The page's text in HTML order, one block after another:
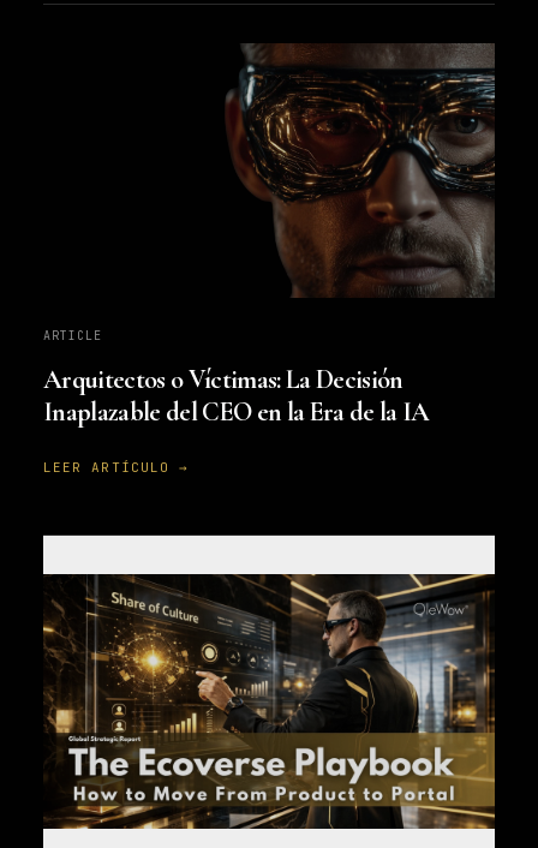
ARTICLE
Arquitectos o Víctimas: La Decisión
Inaplazable del CEO en la Era de la IA
LEER ARTÍCULO →